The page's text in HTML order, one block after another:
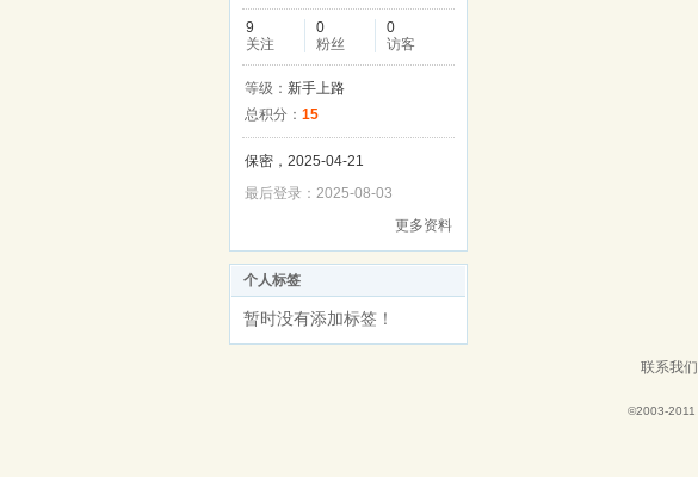
9
关注
0
粉丝
0
访客
等级： 新手上路
总积分： 15
保密，2025-04-21
最后登录：2025-08-03
更多资料
个人标签
暂时没有添加标签！
联系我们
©2003-2011